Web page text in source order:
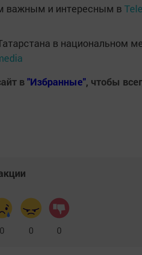
важным и интересным в
в национальном
в"Избранные", чтобы
0 0 0